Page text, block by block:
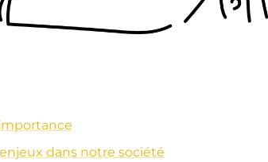
dans notre société